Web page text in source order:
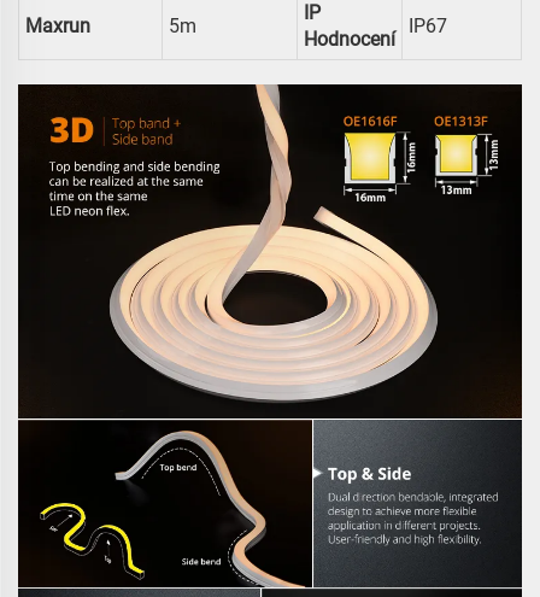
Maxrun 5m
IP
Hodnocení
IP67